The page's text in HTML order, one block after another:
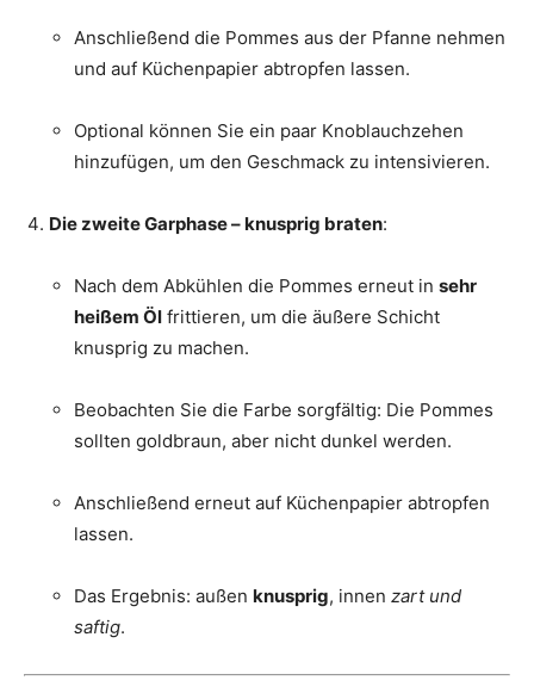
Anschließend die Pommes aus der Pfanne nehmen
und auf Küchenpapier abtropfen lassen.
Optional können Sie ein paar Knoblauchzehen
hinzufügen, um den Geschmack zu intensivieren.
Die zweite Garphase – knusprig braten:
Nach dem Abkühlen die Pommes erneut in sehr
heißem Öl frittieren, um die äußere Schicht
knusprig zu machen.
Beobachten Sie die Farbe sorgfältig: Die Pommes
sollten goldbraun, aber nicht dunkel werden.
Anschließend erneut auf Küchenpapier abtropfen
lassen.
Das Ergebnis: außen knusprig, innen zart und
saftig.